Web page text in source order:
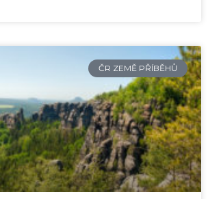
ČR ZEMĚ PŘÍBĚHŮ